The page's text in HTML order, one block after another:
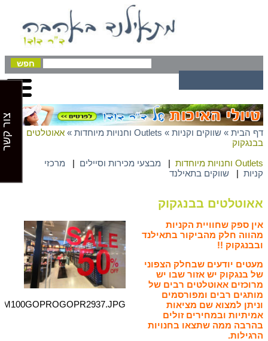
דף הבית » שווקים וקניות » Outlets וחנויות מיוחדות » אאוטלטים
בבנגקוק
Outlets וחנויות מיוחדות
| מבצעי מכירות וסיילים | מרכזי
קניות | שווקים בתאילנד
אאוטלטים בבנגקוק
אין ספק שחוויית הקניות
מהווה חלק מהביקור בתאילנד
ובבנגקוק !!
מעטים יודעים שבחלק הצפוני
של בנגקוק יש אזור שבו יש
מרוכזים אאוטלטים רבים של
מותגים רבים ומפורסמים
וניתן למצוא שם מציאות
אמיתיות ובמחירים זולים
בהרבה ממה שתצאו בחנויות
הרגילות.​
צור קשר